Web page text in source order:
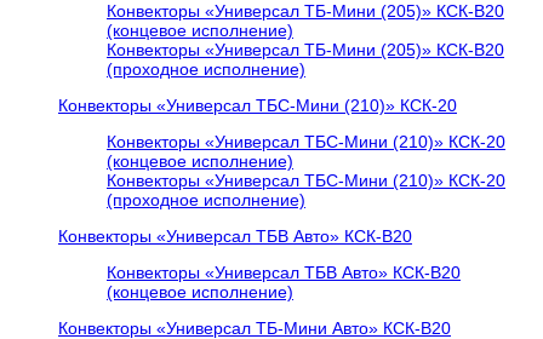
Конвекторы «Универсал ТБ-Мини (205)» КСК-В20
(концевое исполнение)
Конвекторы «Универсал ТБ-Мини (205)» КСК-В20
(проходное исполнение)
Конвекторы «Универсал ТБС-Мини (210)» КСК-20
Конвекторы «Универсал ТБС-Мини (210)» КСК-20
(концевое исполнение)
Конвекторы «Универсал ТБС-Мини (210)» КСК-20
(проходное исполнение)
Конвекторы «Универсал ТБВ Авто» КСК-В20
Конвекторы «Универсал ТБВ Авто» КСК-В20
(концевое исполнение)
Конвекторы «Универсал ТБ-Мини Авто» КСК-В20